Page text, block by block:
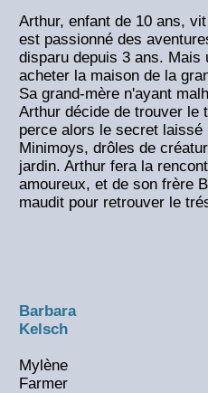
Arthur, enfant de 10 ans,
est passionné des
disparu depuis 3 ans. Mais
acheter la maison de la
Sa grand-mère n'ayant
Arthur décide de trouver le
perce alors le secret laissé
Minimoys, drôles de
jardin. Arthur fera la
amoureux, et de son frère
maudit pour retrouver le
Barbara
Kelsch
Mylène
Farmer